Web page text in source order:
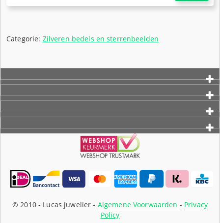
€8,95.
Categorie: Zilveren bedels en sterrenbeelden
© 2010 - Lucas juwelier - Algemene Voorwaarden - Privacy
Policy